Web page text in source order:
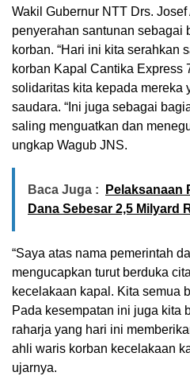
Wakil Gubernur NTT Drs.
penyerahan santunan sebagai
korban. “Hari ini kita serahkan
korban Kapal Cantika Express
solidaritas kita kepada mereka
saudara. “Ini juga sebagai
saling menguatkan dan
ungkap Wagub JNS.
Baca Juga :
Pelaksanaan
Dana Sebesar 2,5 Milyard
“Saya atas nama pemerintah
mengucapkan turut berduka
kecelakaan kapal. Kita semua
Pada kesempatan ini juga kita
raharja yang hari ini
ahli waris korban kecelakaan
ujarnya.